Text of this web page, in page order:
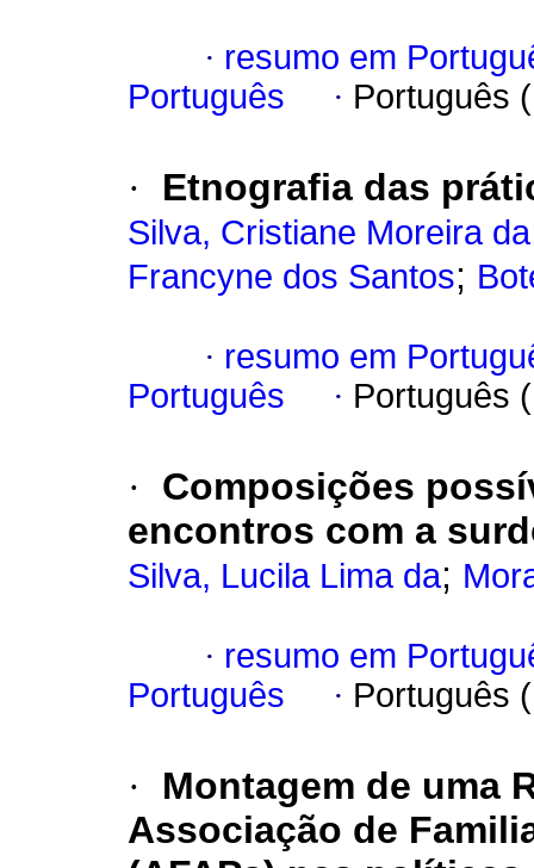
· resumo em
Português
· Português
· Etnografia das
Silva, Cristiane Moreira da
Francyne dos Santos;
· resumo em
Português
· Português
·
Composições
encontros com a
Silva, Lucila Lima da;
· resumo em
Português
· Português
·
Montagem de uma
Associação de